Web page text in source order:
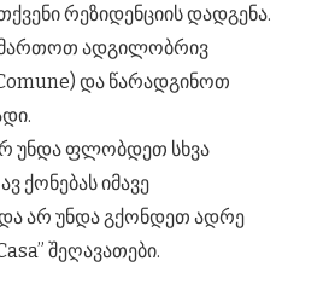
რეზიდენციის დადგენა.
ადგილობრივ
და წარადგინოთ
უნდა ფლობდეთ სხვა
ქონებას იმავე
არ უნდა გქონდეთ ადრე
შეღავათები.